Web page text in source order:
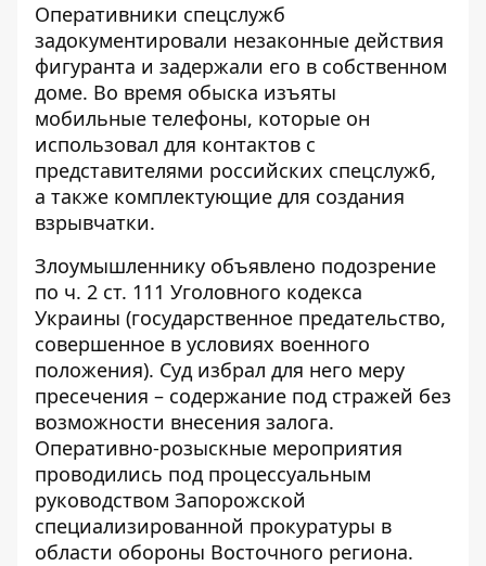
Оперативники спецслужб
задокументировали незаконные действия
фигуранта и задержали его в собственном
доме. Во время обыска изъяты
мобильные телефоны, которые он
использовал для контактов с
представителями российских спецслужб,
а также комплектующие для создания
взрывчатки.
Злоумышленнику объявлено подозрение
по ч. 2 ст. 111 Уголовного кодекса
Украины (государственное предательство,
совершенное в условиях военного
положения). Суд избрал для него меру
пресечения – содержание под стражей без
возможности внесения залога.
Оперативно-розыскные мероприятия
проводились под процессуальным
руководством Запорожской
специализированной прокуратуры в
области обороны Восточного региона.